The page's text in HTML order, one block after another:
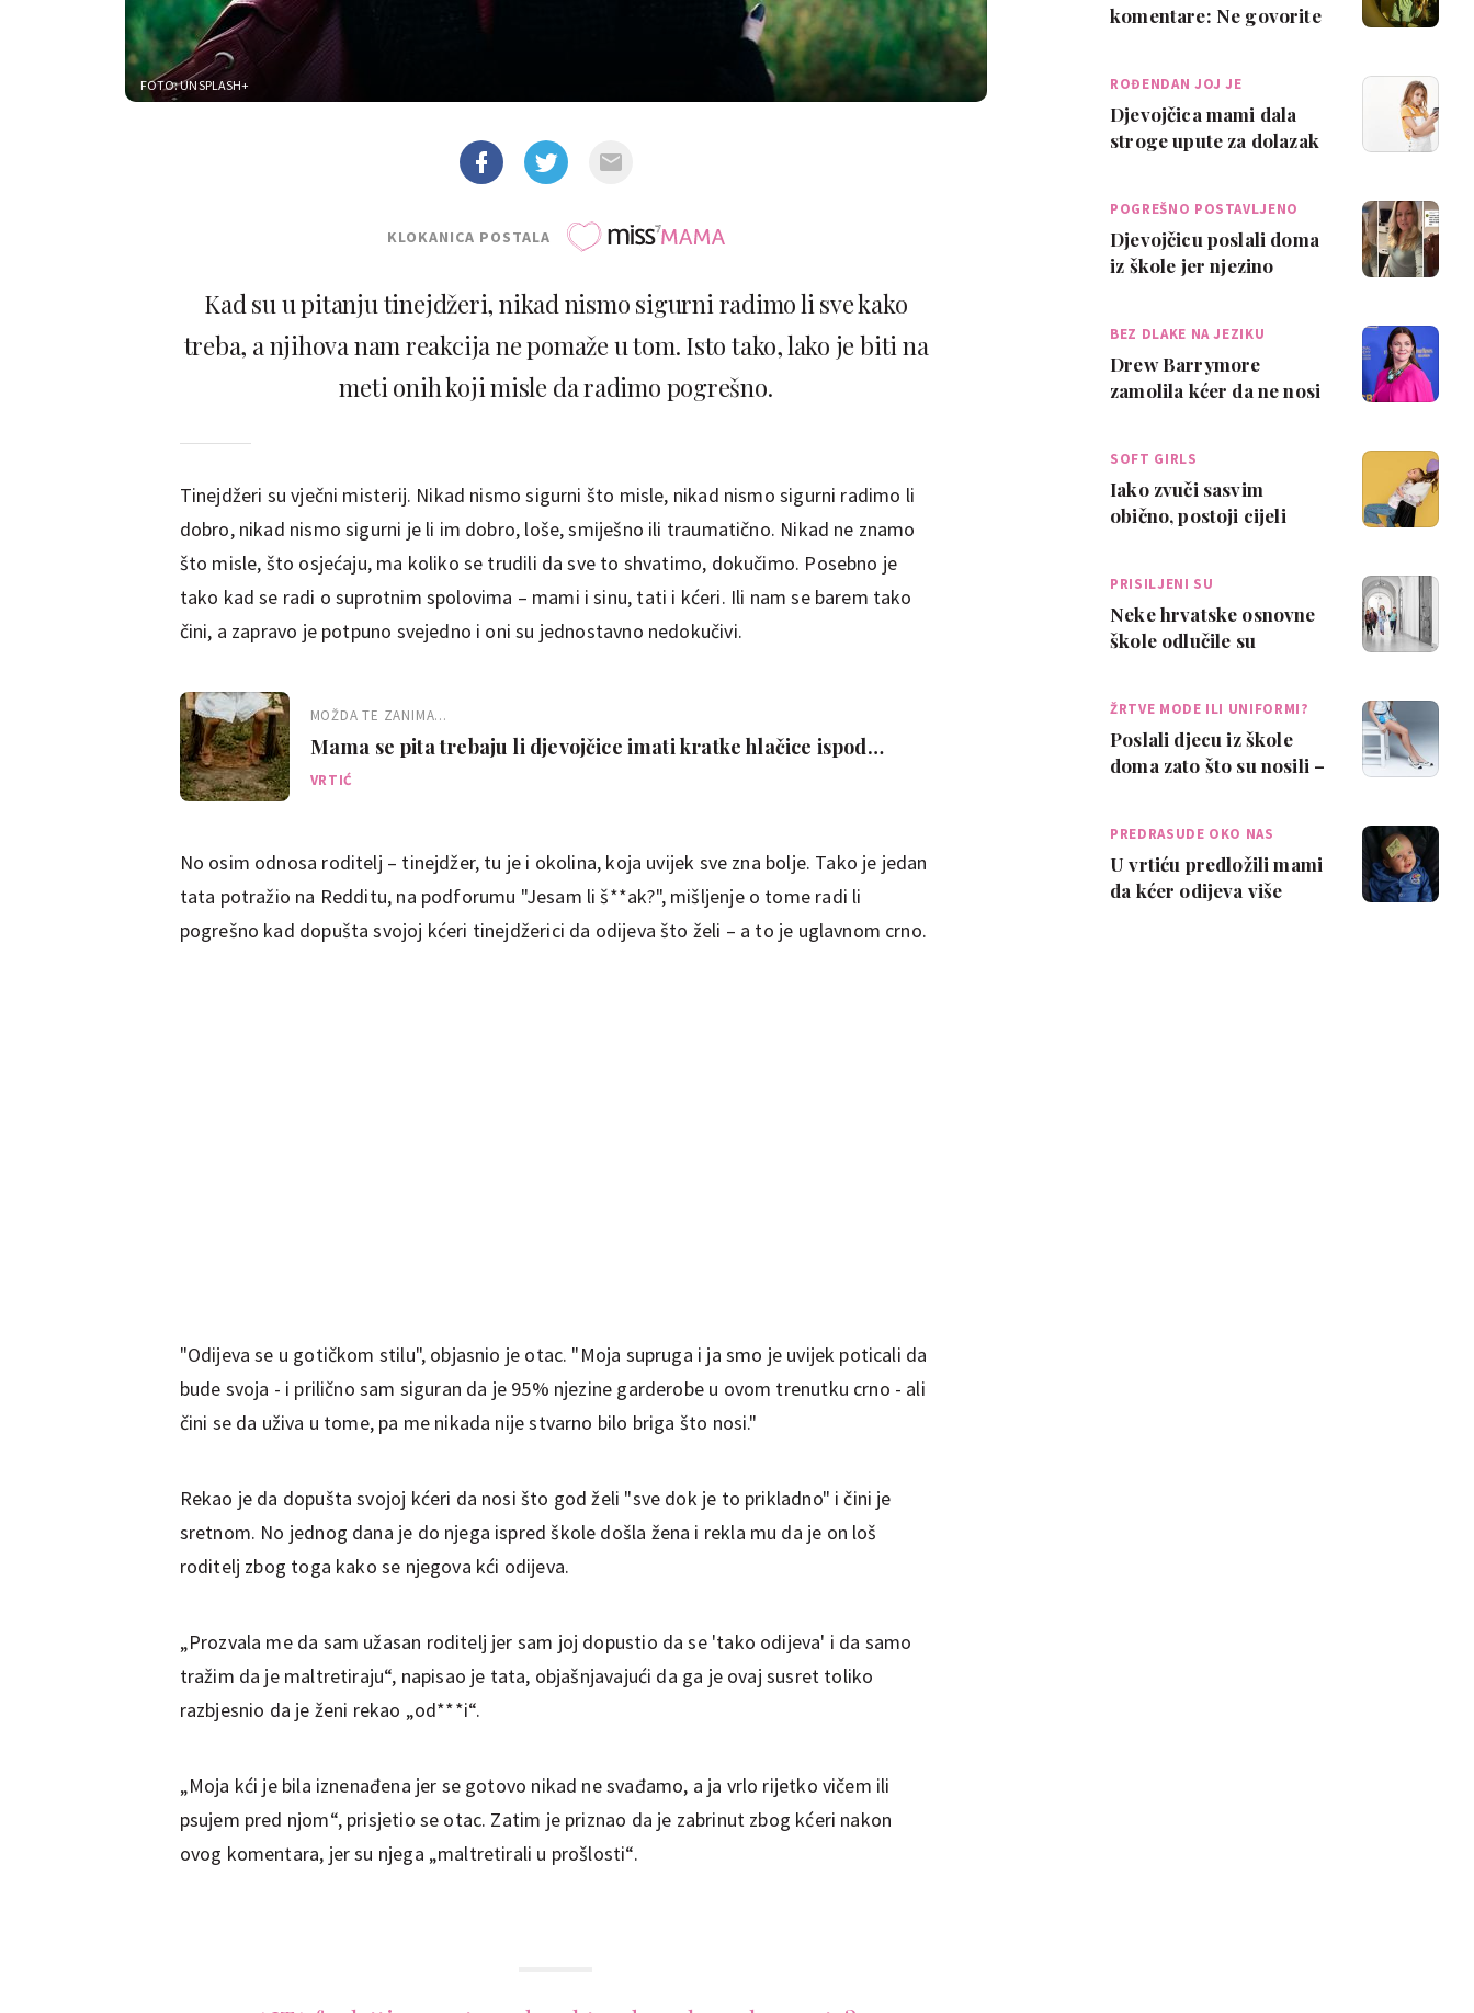
FOTO: UNSPLASH+
KLOKANICA POSTALA
Kad su u pitanju tinejdžeri, nikad nismo sigurni radimo li sve kako
treba, a njihova nam reakcija ne pomaže u tom. Isto tako, lako je biti na
meti onih koji misle da radimo pogrešno.
Tinejdžeri su vječni misterij. Nikad nismo sigurni što misle, nikad nismo sigurni radimo li
dobro, nikad nismo sigurni je li im dobro, loše, smiješno ili traumatično. Nikad ne znamo
što misle, što osjećaju, ma koliko se trudili da sve to shvatimo, dokučimo. Posebno je
tako kad se radi o suprotnim spolovima – mami i sinu, tati i kćeri. Ili nam se barem tako
čini, a zapravo je potpuno svejedno i oni su jednostavno nedokučivi.
MOŽDA TE ZANIMA...
Mama se pita trebaju li djevojčice imati kratke hlačice ispod
suknjica i haljina - što misliš?
VRTIĆ
No osim odnosa roditelj – tinejdžer, tu je i okolina, koja uvijek sve zna bolje. Tako je jedan
tata potražio na Redditu, na podforumu "Jesam li š**ak?", mišljenje o tome radi li
pogrešno kad dopušta svojoj kćeri tinejdžerici da odijeva što želi – a to je uglavnom crno.
"Odijeva se u gotičkom stilu", objasnio je otac. "Moja supruga i ja smo je uvijek poticali da
bude svoja - i prilično sam siguran da je 95% njezine garderobe u ovom trenutku crno - ali
čini se da uživa u tome, pa me nikada nije stvarno bilo briga što nosi."
Rekao je da dopušta svojoj kćeri da nosi što god želi "sve dok je to prikladno" i čini je
sretnom. No jednog dana je do njega ispred škole došla žena i rekla mu da je on loš
roditelj zbog toga kako se njegova kći odijeva.
„Prozvala me da sam užasan roditelj jer sam joj dopustio da se 'tako odijeva' i da samo
tražim da je maltretiraju“, napisao je tata, objašnjavajući da ga je ovaj susret toliko
razbjesnio da je ženi rekao „od***i“.
„Moja kći je bila iznenađena jer se gotovo nikad ne svađamo, a ja vrlo rijetko vičem ili
psujem pred njom“, prisjetio se otac. Zatim je priznao da je zabrinut zbog kćeri nakon
ovog komentara, jer su njega „maltretirali u prošlosti“.
komentare: Ne govorite
ROĐENDAN JOJ JE
Djevojčica mami dala
stroge upute za dolazak
POGREŠNO POSTAVLJENO
Djevojčicu poslali doma
iz škole jer njezino
BEZ DLAKE NA JEZIKU
Drew Barrymore
zamolila kćer da ne nosi
SOFT GIRLS
Iako zvuči sasvim
obično, postoji cijeli
PRISILJENI SU
Neke hrvatske osnovne
škole odlučile su
ŽRTVE MODE ILI UNIFORMI?
Poslali djecu iz škole
doma zato što su nosili –
PREDRASUDE OKO NAS
U vrtiću predložili mami
da kćer odijeva više